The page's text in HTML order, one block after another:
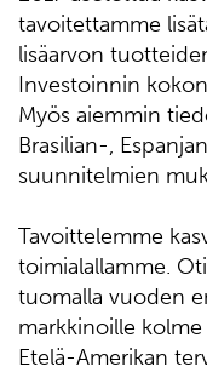
tavoitettamme
lisäarvon
Investoinnin
Myös aiemmin
Brasilian-,
suunnitelmien
Tavoittelemme
toimialallamme.
tuomalla vuoden
markkinoille
Etelä-Amerikan